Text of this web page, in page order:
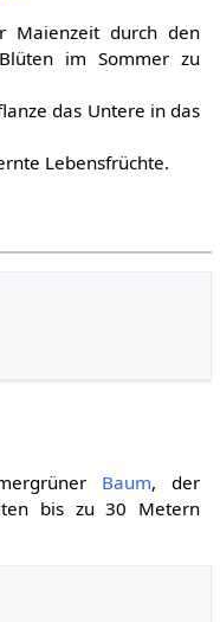
Maienzeit durch den
im Sommer zu
das Untere in das
Lebensfrüchte.
Baum, der
bis zu 30 Metern